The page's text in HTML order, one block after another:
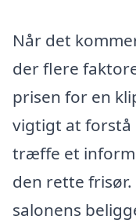
Når det
der flere
prisen for en
vigtigt at forstå
træffe et
den rette
salonens